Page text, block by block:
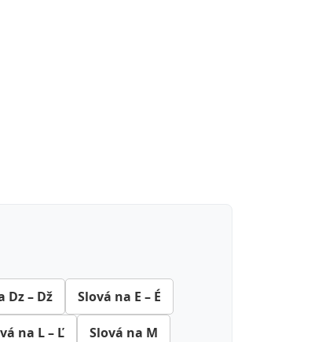
Dz – Dž Slová na E – É
na L – Ľ Slová na M